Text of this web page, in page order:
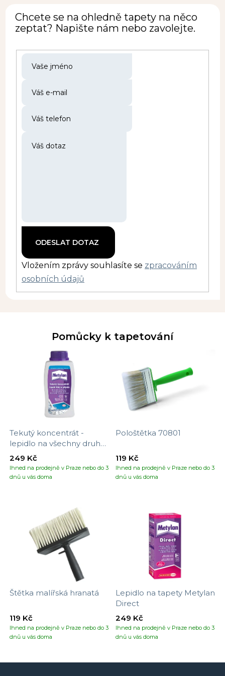
Chcete se na ohledně tapety na něco
zeptat? Napište nám nebo zavolejte.
Vložením zprávy souhlasíte se zpracováním
osobních údajů
Pomůcky k tapetování
Tekutý koncentrát -
lepidlo na všechny druhy
tapet
Ihned na prodejně v Praze nebo do 3
dnů u vás doma
249 Kč
Pološtětka 70801
Ihned na prodejně v Praze nebo do 3
dnů u vás doma
119 Kč
Štětka malířská hranatá
Ihned na prodejně v Praze nebo do 3
dnů u vás doma
119 Kč
Lepidlo na tapety Metylan
Direct
Ihned na prodejně v Praze nebo do 3
dnů u vás doma
249 Kč